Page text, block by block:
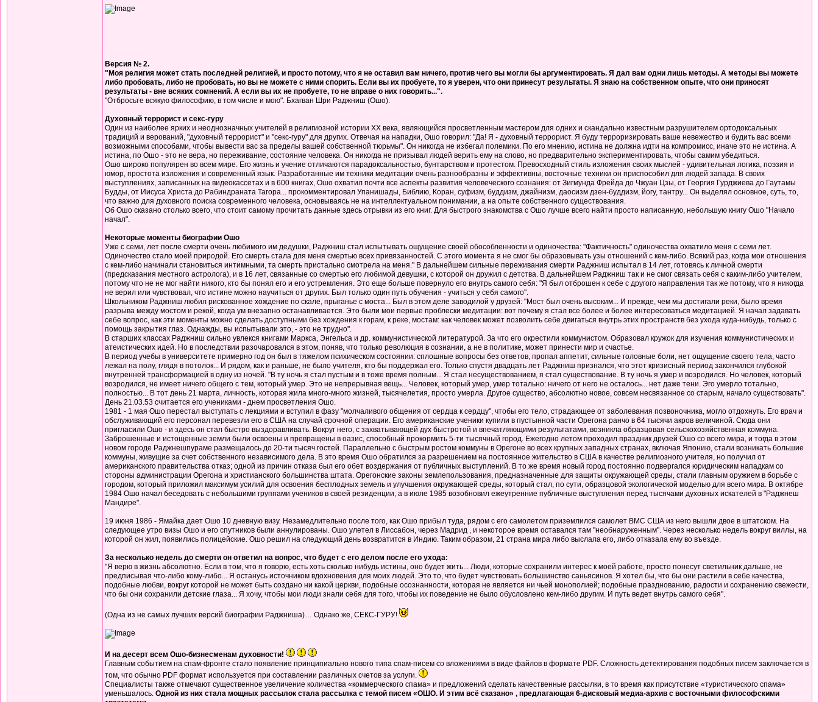
Версия № 2.
"Моя религия может стать последней религией, и просто потому, что я не оставил вам ничего, против чего вы могли бы аргументировать. Я дал вам одни лишь методы. А методы вы можете
либо пробовать, либо не пробовать, но вы не можете с ними спорить. Если вы их пробуете, то я уверен, что они принесут результаты. Я знаю на собственном опыте, что они приносят
результаты - вне всяких сомнений. А если вы их не пробуете, то не вправе о них говорить...".
"Отбросьте всякую философию, в том числе и мою". Бхагван Шри Раджниш (Ошо).
Духовный террорист и секс-гуру
Один из наиболее ярких и неоднозначных учителей в религиозной истории XX века, являющийся просветленным мастером для одних и скандально известным разрушителем ортодоксальных
традиций и верований, "духовный террорист" и "секс-гуру" для других. Отвечая на нападки, Ошо говорил: "Да! Я - духовный террорист. Я буду терроризировать ваше невежество и будить вас всеми
возможными способами, чтобы вывести вас за пределы вашей собственной тюрьмы". Он никогда не избегал полемики. По его мнению, истина не должна идти на компромисс, иначе это не истина. А
истина, по Ошо - это не вера, но переживание, состояние человека. Он никогда не призывал людей верить ему на слово, но предварительно экспериментировать, чтобы самим убедиться.
Ошо широко популярен во всем мире. Его жизнь и учение отличаются парадоксальностью, бунтарством и протестом. Превосходный стиль изложения своих мыслей - удивительная логика, поэзия и
юмор, простота изложения и современный язык. Разработанные им техники медитации очень разнообразны и эффективны, восточные техники он приспособил для людей запада. В своих
выступлениях, записанных на видеокассетах и в 600 книгах, Ошо охватил почти все аспекты развития человеческого сознания: от Зигмунда Фрейда до Чжуан Цзы, от Георгия Гурджиева до Гаутамы
Будды, от Иисуса Христа до Рабиндраната Тагора... прокомментировал Упанишады, Библию, Коран, суфизм, буддизм, джайнизм, даосизм дзен-буддизм, йогу, тантру... Он выделял основное, суть, то,
что важно для духовного поиска современного человека, основываясь не на интеллектуальном понимании, а на опыте собственного существования.
Об Ошо сказано столько всего, что стоит самому прочитать данные здесь отрывки из его книг. Для быстрого знакомства с Ошо лучше всего найти просто написанную, небольшую книгу Ошо "Начало
начал".
Некоторые моменты биографии Ошо
Уже с семи, лет после смерти очень любимого им дедушки, Раджниш стал испытывать ощущение своей обособленности и одиночества: "Фактичность" одиночества охватило меня с семи лет.
Одиночество стало моей природой. Его смерть стала для меня смертью всех привязанностей. С этого момента я не смог бы образовывать узы отношений с кем-либо. Всякий раз, когда мои отношения
с кем-либо начинали становиться интимными, та смерть пристально смотрела на меня." В дальнейшем сильные переживания смерти Раджниш испытал в 14 лет, готовясь к личной смерти
(предсказания местного астролога), и в 16 лет, связанные со смертью его любимой девушки, с которой он дружил с детства. В дальнейшем Раджниш так и не смог связать себя с каким-либо учителем,
потому что не не мог найти никого, кто бы понял его и его устремления. Это еще больше повернуло его внутрь самого себя: "Я был отброшен к себе с другого направления так же потому, что я никогда
не верил или чувствовал, что истине можно научиться от других. Был только один путь обучения - учиться у себя самого".
Школьником Раджниш любил рискованное хождение по скале, прыганье с моста... Был в этом деле заводилой у друзей: "Мост был очень высоким... И прежде, чем мы достигали реки, было время
разрыва между мостом и рекой, когда ум внезапно останавливается. Это были мои первые проблески медитации: вот почему я стал все более и более интересоваться медитацией. Я начал задавать
себе вопрос, как эти моменты можно сделать доступными без хождения к горам, к реке, мостам: как человек может позволить себе двигаться внутрь этих пространств без ухода куда-нибудь, только с
помощь закрытия глаз. Однажды, вы испытывали это, - это не трудно".
В старших классах Раджниш сильно увлекся книгами Маркса, Энгельса и др. коммунистической литературой. За что его окрестили коммунистом. Образовал кружок для изучения коммунистических и
атеистических идей. Но в последствии разочаровался в этом, поняв, что только революция в сознании, а не в политике, может принести мир и счастье.
В период учебы в университете примерно год он был в тяжелом психическом состоянии: сплошные вопросы без ответов, пропал аппетит, сильные головные боли, нет ощущение своего тела, часто
лежал на полу, глядя в потолок... И рядом, как и раньше, не было учителя, кто бы поддержал его. Только спустя двадцать лет Раджниш признался, что этот кризисный период закончился глубокой
внутренней трансформацией в одну из ночей. "В ту ночь я стал пустым и в тоже время полным... Я стал несуществованием, я стал существование. В ту ночь я умер и возродился. Но человек, который
возродился, не имеет ничего общего с тем, который умер. Это не непрерывная вещь... Человек, который умер, умер тотально: ничего от него не осталось... нет даже тени. Эго умерло тотально,
полностью... В тот день 21 марта, личность, которая жила много-много жизней, тысячелетия, просто умерла. Другое существо, абсолютно новое, совсем несвязанное со старым, начало существовать".
День 21.03.53 считается его учениками - днем просветления Ошо.
1981 - 1 мая Ошо перестал выступать с лекциями и вступил в фазу "молчаливого общения от сердца к сердцу", чтобы его тело, страдающее от заболевания позвоночника, могло отдохнуть. Его врач и
обслуживающий его персонал перевезли его в США на случай срочной операции. Его американские ученики купили в пустынной части Орегона ранчо в 64 тысячи акров величиной. Сюда они
пригласили Ошо - и здесь он стал быстро выздоравливать. Вокруг него, с захватывающей дух быстротой и впечатляющими результатами, возникла образцовая сельскохозяйственная коммуна.
Заброшенные и истощенные земли были освоены и превращены в оазис, способный прокормить 5-ти тысячный город. Ежегодно летом проходил праздник друзей Ошо со всего мира, и тогда в этом
новом городе Раджнешпураме размещалось до 20-ти тысяч гостей. Параллельно с быстрым ростом коммуны в Орегоне во всех крупных западных странах, включая Японию, стали возникать большие
коммуны, живущие за счет собственного независимого дела. В это время Ошо обратился за разрешением на постоянное жительство в США в качестве религиозного учителя, но получил от
американского правительства отказ; одной из причин отказа был его обет воздержания от публичных выступлений. В то же время новый город постоянно подвергался юридическим нападкам со
стороны администрации Орегона и христианского большинства штата. Орегонские законы землепользования, предназначенные для защиты окружающей среды, стали главным оружием в борьбе с
городом, который приложил максимум усилий для освоения бесплодных земель и улучшения окружающей среды, который стал, по сути, образцовой экологической моделью для всего мира. В октябре
1984 Ошо начал беседовать с небольшими группами учеников в своей резиденции, а в июле 1985 возобновил ежеутренние публичные выступления перед тысячами духовных искателей в "Раджнеш
Мандире".
19 июня 1986 - Ямайка дает Ошо 10 дневную визу. Незамедлительно после того, как Ошо прибыл туда, рядом с его самолетом приземлился самолет ВМС США из него вышли двое в штатском. На
следующее утро визы Ошо и его спутников были аннулированы. Ошо улетел в Лиссабон, через Мадрид , и некоторое время оставался там "необнаруженным". Через несколько недель вокруг виллы, на
которой он жил, появились полицейские. Ошо решил на следующий день возвратится в Индию. Таким образом, 21 страна мира либо выслала его, либо отказала ему во въезде.
За несколько недель до смерти он ответил на вопрос, что будет с его делом после его ухода:
"Я верю в жизнь абсолютно. Если в том, что я говорю, есть хоть сколько нибудь истины, оно будет жить... Люди, которые сохранили интерес к моей работе, просто понесут светильник дальше, не
предписывая что-либо кому-либо... Я останусь источником вдохновения для моих людей. Это то, что будет чувствовать большинство саньясинов. Я хотел бы, что бы они растили в себе качества,
подобные любви, вокруг которой не может быть создано ни какой церкви, подобные осознанности, которая не является ни чьей монополией; подобные празднованию, радости и сохранению свежести,
что бы они сохранили детские глаза... Я хочу, чтобы мои люди знали себя для того, чтобы их поведение не было обусловлено кем-либо другим. И путь ведет внутрь самого себя".
(Одна из не самых лучших версий биографии Раджниша)… Однако же, СЕКС-ГУРУ!
И на десерт всем Ошо-бизнесменам духовности!
Главным событием на спам-фронте стало появление принципиально нового типа спам-писем со вложениями в виде файлов в формате PDF. Сложность детектирования подобных писем заключается в
том, что обычно PDF формат используется при составлении различных счетов за услуги.
Специалисты также отмечают существенное увеличение количества «коммерческого спама» и предложений сделать качественные рассылки, в то время как присутствие «туристического спама»
уменьшалось. Одной из них стала мощных рассылок стала рассылка с темой писем «ОШО. И этим всё сказано» , предлагающая 6-дисковый медиа-архив с восточными философскими